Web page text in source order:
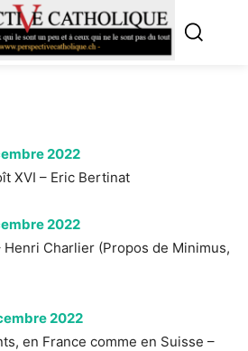
2022
XVI – Eric Bertinat
2022
Charlier (Propos de Minimus,
2022
en France comme en Suisse –